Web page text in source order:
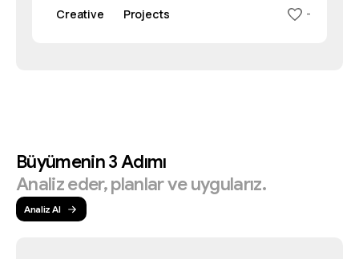
Creative Projects -
Büyümenin3Adımı
Analizeder,planlarveuygularız.
Analiz Al